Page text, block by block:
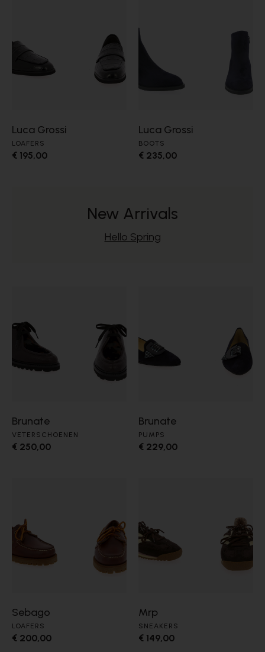
Luca Grossi
LOAFERS
€ 195,00
Luca Grossi
BOOTS
€ 235,00
New Arrivals
Hello Spring
Brunate
VETERSCHOENEN
€ 250,00
Brunate
PUMPS
€ 229,00
Sebago
LOAFERS
€ 200,00
Mrp
SNEAKERS
€ 149,00